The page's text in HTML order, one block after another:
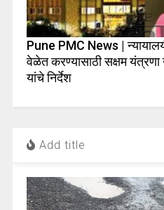
Pune PMC News |
वेळेत करण्यासाठी सक्षम यंत्रणा
यांचे निर्देश
Add title